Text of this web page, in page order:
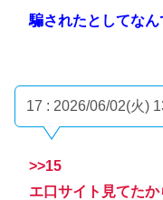
騙されたとしてな
17 : 2026/06/02(火)
>>15
エ口サイト見てた